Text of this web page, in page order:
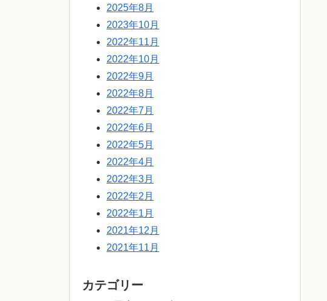
2025年8月
2023年10月
2022年11月
2022年10月
2022年9月
2022年8月
2022年7月
2022年6月
2022年5月
2022年4月
2022年3月
2022年2月
2022年1月
2021年12月
2021年11月
カテゴリー